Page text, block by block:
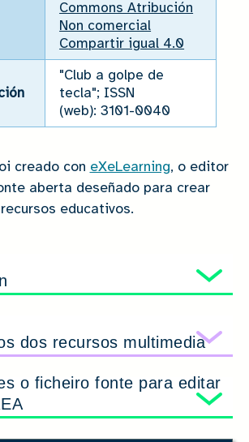
Commons Atribución
Non comercial
Compartir igual 4.0
"Club a golpe de
tecla"; ISSN
(web): 3101-0040
creado con eXeLearning, o editor
aberta deseñado para crear
recursos educativos.
dos recursos multimedia
o ficheiro fonte para editar